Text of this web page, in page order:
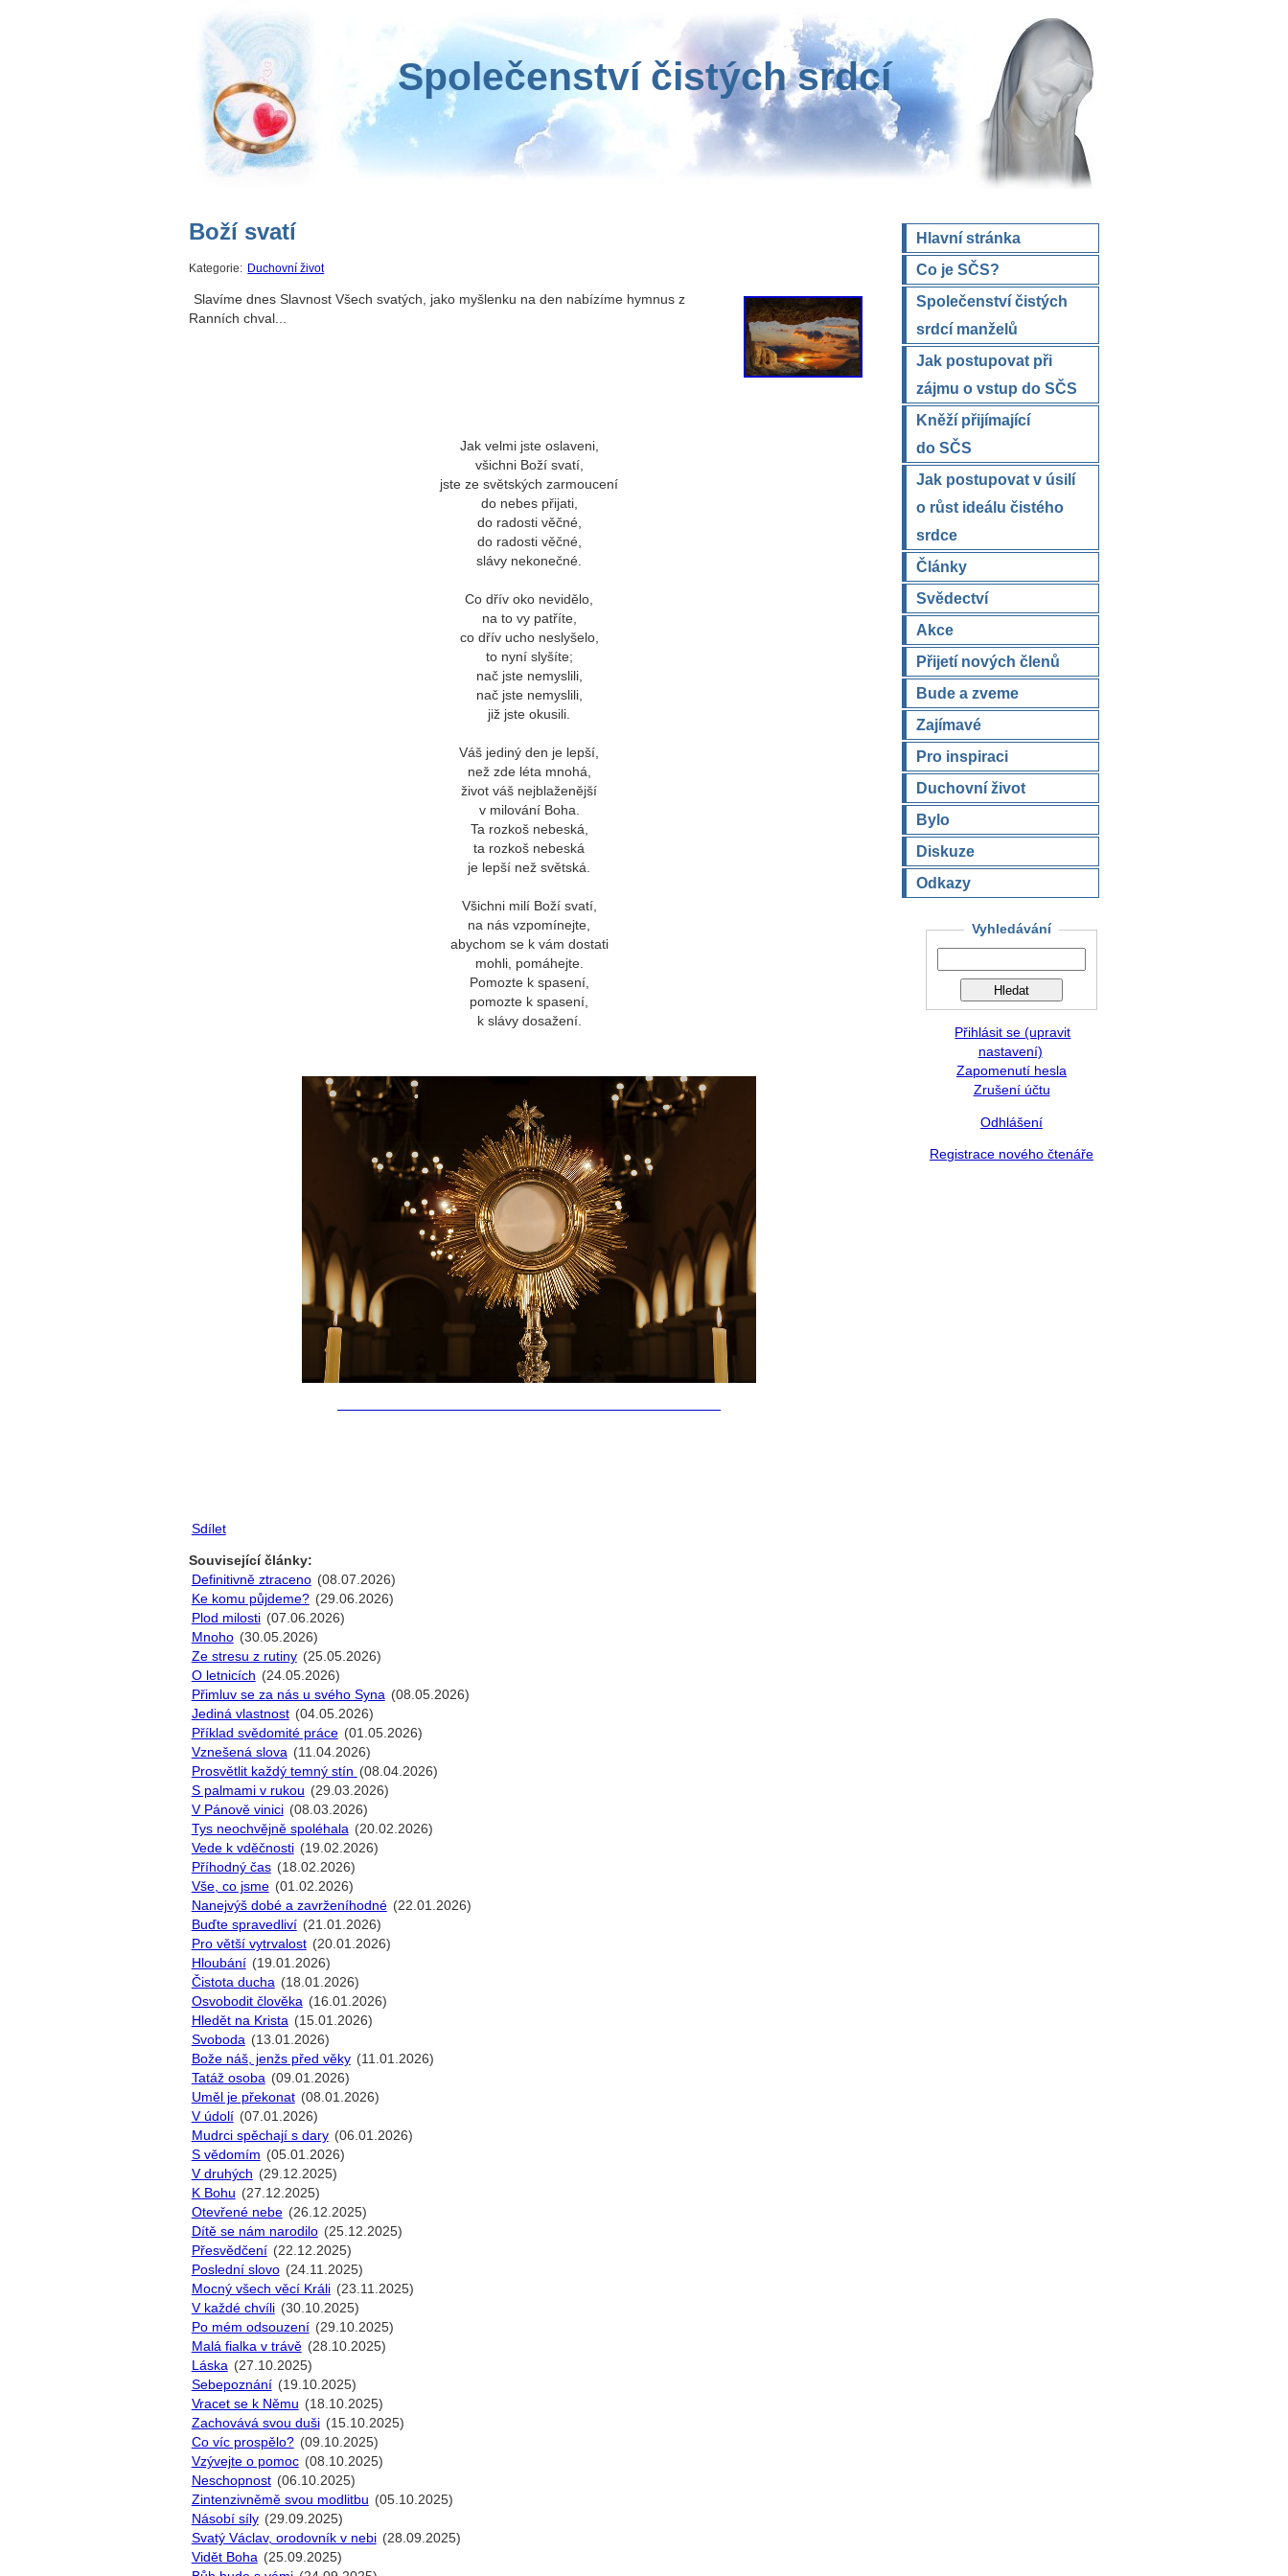
Společenství čistých srdcí
Hlavní stránka
Co je SČS?
Společenství čistých
srdcí manželů
Jak postupovat při
zájmu o vstup do SČS
Kněží přijímající
do SČS
Jak postupovat v úsilí
o růst ideálu čistého
srdce
Články
Svědectví
Akce
Přijetí nových členů
Bude a zveme
Zajímavé
Pro inspiraci
Duchovní život
Bylo
Diskuze
Odkazy
Boží svatí
Kategorie: Duchovní život
Slavíme dnes Slavnost Všech svatých, jako myšlenku na den nabízíme hymnus z
Ranních chval...
Jak velmi jste oslaveni,
všichni Boží svatí,
jste ze světských zarmoucení
do nebes přijati,
do radosti věčné,
do radosti věčné,
slávy nekonečné.
Co dřív oko nevidělo,
na to vy patříte,
co dřív ucho neslyšelo,
to nyní slyšíte;
nač jste nemyslili,
nač jste nemyslili,
již jste okusili.
Váš jediný den je lepší,
než zde léta mnohá,
život váš nejblaženější
v milování Boha.
Ta rozkoš nebeská,
ta rozkoš nebeská
je lepší než světská.
Všichni milí Boží svatí,
na nás vzpomínejte,
abychom se k vám dostati
mohli, pomáhejte.
Pomozte k spasení,
pomozte k spasení,
k slávy dosažení.
Sdílet
Související články:
Definitivně ztraceno (08.07.2026)
Ke komu půjdeme? (29.06.2026)
Plod milosti (07.06.2026)
Mnoho (30.05.2026)
Ze stresu z rutiny (25.05.2026)
O letnicích (24.05.2026)
Přimluv se za nás u svého Syna (08.05.2026)
Jediná vlastnost (04.05.2026)
Příklad svědomité práce (01.05.2026)
Vznešená slova (11.04.2026)
Prosvětlit každý temný stín (08.04.2026)
S palmami v rukou (29.03.2026)
V Pánově vinici (08.03.2026)
Tys neochvějně spoléhala (20.02.2026)
Vede k vděčnosti (19.02.2026)
Příhodný čas (18.02.2026)
Vše, co jsme (01.02.2026)
Nanejvýš dobé a zavrženíhodné (22.01.2026)
Buďte spravedliví (21.01.2026)
Pro větší vytrvalost (20.01.2026)
Hloubání (19.01.2026)
Čistota ducha (18.01.2026)
Osvobodit člověka (16.01.2026)
Hledět na Krista (15.01.2026)
Svoboda (13.01.2026)
Bože náš, jenžs před věky (11.01.2026)
Tatáž osoba (09.01.2026)
Uměl je překonat (08.01.2026)
V údolí (07.01.2026)
Mudrci spěchají s dary (06.01.2026)
S vědomím (05.01.2026)
V druhých (29.12.2025)
K Bohu (27.12.2025)
Otevřené nebe (26.12.2025)
Dítě se nám narodilo (25.12.2025)
Přesvědčení (22.12.2025)
Poslední slovo (24.11.2025)
Mocný všech věcí Králi (23.11.2025)
V každé chvíli (30.10.2025)
Po mém odsouzení (29.10.2025)
Malá fialka v trávě (28.10.2025)
Láska (27.10.2025)
Sebepoznání (19.10.2025)
Vracet se k Němu (18.10.2025)
Zachovává svou duši (15.10.2025)
Co víc prospělo? (09.10.2025)
Vzývejte o pomoc (08.10.2025)
Neschopnost (06.10.2025)
Zintenzivněmě svou modlitbu (05.10.2025)
Násobí síly (29.09.2025)
Svatý Václav, orodovník v nebi (28.09.2025)
Vidět Boha (25.09.2025)
Vyhledávání
Přihlásit se (upravit
nastavení)
Zapomenutí hesla
Zrušení účtu
Odhlášení
Registrace nového čtenáře